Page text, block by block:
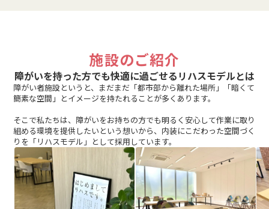
施設のご紹介
障がいを持った方でも快適に過ごせるリハスモデルとは
障がい者施設というと、まだまだ「都市部から離れた場所」「暗くて
簡素な空間」とイメージを持たれることが多くあります。
そこで私たちは、障がいをお持ちの方でも明るく安心して作業に取り
組める環境を提供したいという想いから、内装にこだわった空間づく
りを「リハスモデル」として採用しています。